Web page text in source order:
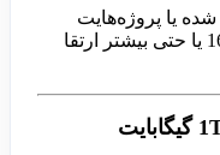
یا پروژه‌هایت
سنگین‌تر شده‌اند، می‌توانی رم را به 16 یا حتی بیشتر ارتقا